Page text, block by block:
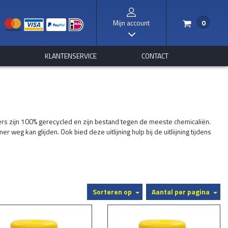
Mijn account
I
/ 0
KLANTENSERVICE CONTACT
zijn 100% gerecycled en zijn bestand tegen de meeste chemicaliën.
weg kan glijden. Ook bied deze uitlijning hulp bij de uitliijning tijdens
Aantal per pagina
Sorteren op